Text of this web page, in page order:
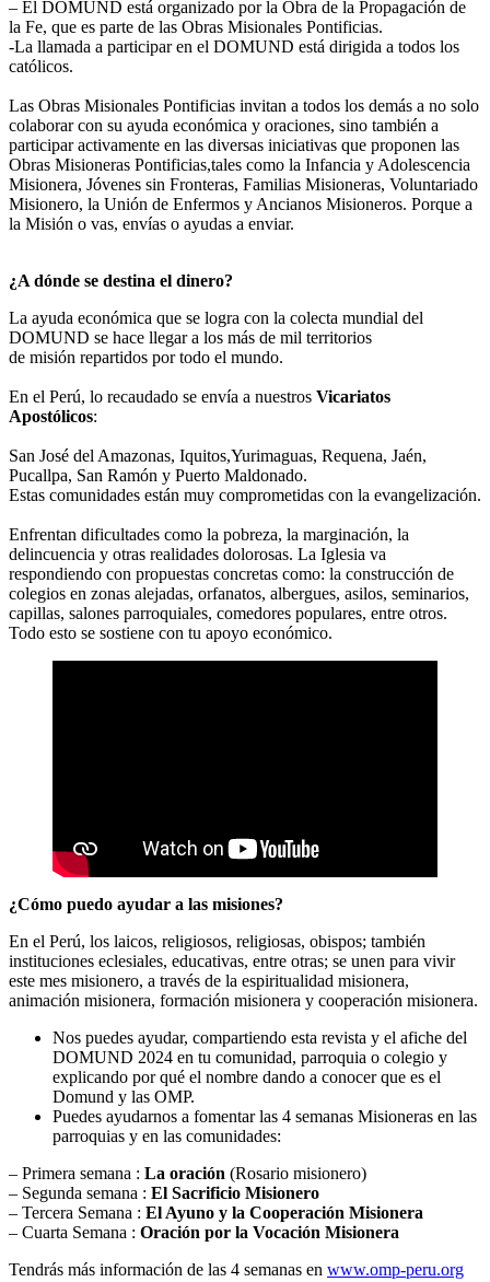
– El DOMUND está organizado por la Obra de la Propagación de
la Fe, que es parte de las Obras Misionales Pontificias.
-La llamada a participar en el DOMUND está dirigida a todos los
católicos.
Las Obras Misionales Pontificias invitan a todos los demás a no solo
colaborar con su ayuda económica y oraciones, sino también a
participar activamente en las diversas iniciativas que proponen las
Obras Misioneras Pontificias,tales como la Infancia y Adolescencia
Misionera, Jóvenes sin Fronteras, Familias Misioneras, Voluntariado
Misionero, la Unión de Enfermos y Ancianos Misioneros. Porque a
la Misión o vas, envías o ayudas a enviar.
¿A dónde se destina el dinero?
La ayuda económica que se logra con la colecta mundial del
DOMUND se hace llegar a los más de mil territorios
de misión repartidos por todo el mundo.
En el Perú, lo recaudado se envía a nuestros Vicariatos
Apostólicos:
San José del Amazonas, Iquitos,Yurimaguas, Requena, Jaén,
Pucallpa, San Ramón y Puerto Maldonado.
Estas comunidades están muy comprometidas con la evangelización.
Enfrentan dificultades como la pobreza, la marginación, la
delincuencia y otras realidades dolorosas. La Iglesia va
respondiendo con propuestas concretas como: la construcción de
colegios en zonas alejadas, orfanatos, albergues, asilos, seminarios,
capillas, salones parroquiales, comedores populares, entre otros.
Todo esto se sostiene con tu apoyo económico.
¿Cómo puedo ayudar a las misiones?
En el Perú, los laicos, religiosos, religiosas, obispos; también
instituciones eclesiales, educativas, entre otras; se unen para vivir
este mes misionero, a través de la espiritualidad misionera,
animación misionera, formación misionera y cooperación misionera.
Nos puedes ayudar, compartiendo esta revista y el afiche del
DOMUND 2024 en tu comunidad, parroquia o colegio y
explicando por qué el nombre dando a conocer que es el
Domund y las OMP.
Puedes ayudarnos a fomentar las 4 semanas Misioneras en las
parroquias y en las comunidades:
– Primera semana : La oración (Rosario misionero)
– Segunda semana : El Sacrificio Misionero
– Tercera Semana : El Ayuno y la Cooperación Misionera
– Cuarta Semana : Oración por la Vocación Misionera
Tendrás más información de las 4 semanas en www.omp-peru.org